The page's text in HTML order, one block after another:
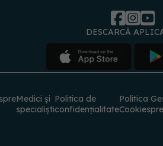
DESCARCĂ
Medici și
specialiști
Politica de
confidențialitate
Politica
Cookies